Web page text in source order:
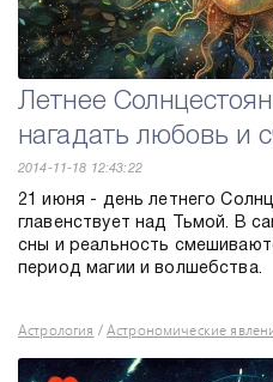
Летнее
нагадать любовь и
2014-11-18 12:43:22
21 июня - день летнего
главенствует над Тьмой. В
сны и реальность
период магии и волшебства.
Астрология / Астрономические